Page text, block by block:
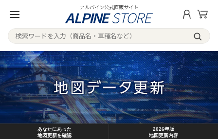
アルパイン公式直販サイト
あなたにあった
地図更新を確認
2026年版
地図更新内容